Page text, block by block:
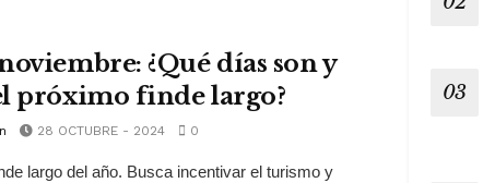
¿Qué días son y
próximo finde largo?
28 OCTUBRE - 2024 0
largo del año. Busca incentivar el turismo y